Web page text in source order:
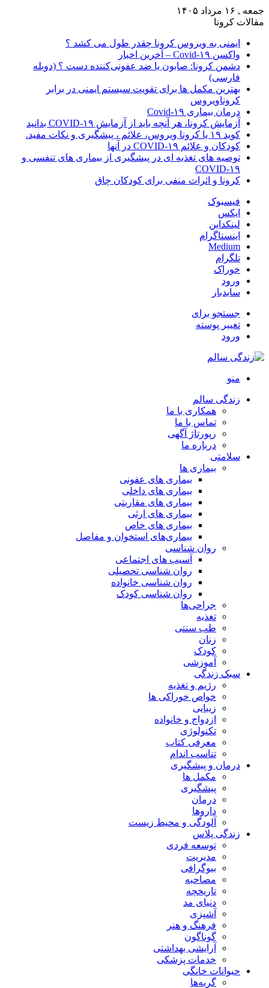
جمعه , ۱۶ مرداد ۱۴۰۵
مقالات کرونا
ایمنی به ویروس کرونا چقدر طول می کشد ؟
واکسن Covid-۱۹ – آخرین اخبار
دشمن کرونا: صابون یا ضد عفونی‌کننده دست ؟ (دوبله
فارسی)
بهترین مکمل ها برای تقویت سیستم ایمنی در برابر
کروناویروس
درمان بیماری Covid-۱۹
آزمایش کرونا، هر آنچه باید از آزمایش COVID-۱۹ بدانید
کوید ۱۹ یا کرونا ویروس، علائم ، پیشگیری و نکات مفید.
کودکان و علائم COVID-۱۹ در آنها
توصیه های تغذیه ای در پیشگیری از بیماری های تنفسی و
COVID-۱۹
کرونا و اثرات منفی برای کودکان چاق
فیسبوک
ایکس
لینکداین
اینستاگرام
Medium
تلگرام
خوراک
ورود
سایدبار
جستجو برای
تغییر پوسته
ورود
منو
زندگی سالم
همکاری با ما
تماس با ما
رپورتاژ آگهی
درباره ما
سلامتی
بیماری ها
بیماری های عفونی
بیماری های داخلی
بیماری های مقاربتی
بیماری های ارثی
بیماری های خاص
بیماری‌های استخوان و مفاصل
روان شناسی
آسیب های اجتماعی
روان شناسی تحصیلی
روان شناسی خانواده
روان شناسی کودک
جراحی‌ها
تغذیه
طب سنتی
زنان
کودک
آموزشی
سبک زندگی
رژیم و تغذیه
خواص خوراکی ها
زیبایی
ازدواج و خانواده
تکنولوژی
معرفی کتاب
تناسب اندام
درمان و پیشگیری
مکمل ها
پیشگیری
درمان
داروها
آلودگی و محیط زیست
زندگی پلاس
توسعه فردی
مدیریت
بیوگرافی
مصاحبه
تاریخچه
دنیای مد
آشپزی
فرهنگ و هنر
گوناگون
آرایشی بهداشتی
خدمات پزشکی
حیوانات خانگی
گربه‌ها